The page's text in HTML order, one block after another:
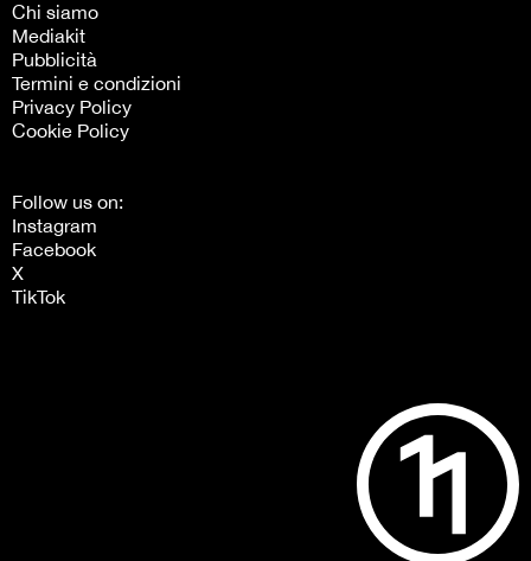
Chi siamo
Mediakit
Pubblicità
Termini e condizioni
Privacy Policy
Cookie Policy
Follow us on:
Instagram
Facebook
X
TikTok